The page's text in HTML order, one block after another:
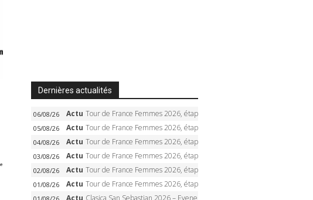
Dernières actualités
06/08/26 Actu Tour de France Femmes 2026, étape 6 – Kim Le Court-Pienaar gagne à Tournon, Reusser en jaune
05/08/26 Actu Tour de France Femmes 2026, étape 5 – Demi Vollering gagne à Belleville, Reusser en jaune, Ferrand-Prévot coule
04/08/26 Actu Tour de France Femmes 2026, étape 4 – Marlen Reusser écrase le chrono, Ferrand-Prévot en crise
03/08/26 Actu Tour de France Femmes 2026, étape 3 – Sigrid Haugset en solitaire, 88 km d’échappée, maillot jaune
02/08/26 Actu Tour de France Femmes 2026, étape 2 – Lorena Wiebes doublé à Genève, Markus héroïque, 7e record
01/08/26 Actu Tour de France Femmes 2026, étape 1 – Lorena Wiebes intouchable à Lausanne, premier maillot jaune